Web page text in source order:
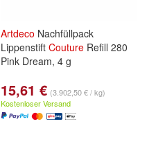
Artdeco Nachfüllpack
Lippenstift Couture Refill 280
Pink Dream, 4 g
15,61 € (3.902,50 € / kg)
Kostenloser Versand